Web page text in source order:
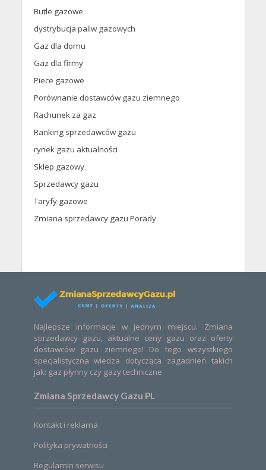
Butle gazowe
dystrybucja paliw gazowych
Gaz dla domu
Gaz dla firmy
Piece gazowe
Porównanie dostawców gazu ziemnego
Rachunek za gaz
Ranking sprzedawców gazu
rynek gazu aktualności
Sklep gazowy
Sprzedawcy gazu
Taryfy gazowe
Zmiana sprzedawcy gazu Porady
Najlepsze informacje w jednym miejscu. Zmiana
sprzedawcy gazu, aktualne ceny gazu oraz oferty
dostawców gazu ziemnego! Do tego wszystkiego
specjalistyczna wiedza dotycząca zagadnień takich
jak: gaz płynny czy gazy techniczne
Zmiana Sprzedawcy Gazu PL
Kontakt i reklama
Polityka prywatności
Regulamin serwisu